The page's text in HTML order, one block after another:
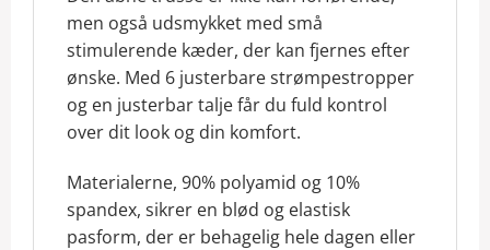
men også udsmykket med små
stimulerende kæder, der kan fjernes efter
ønske. Med 6 justerbare strømpestropper
og en justerbar talje får du fuld kontrol
over dit look og din komfort.
Materialerne, 90% polyamid og 10%
spandex, sikrer en blød og elastisk
pasform, der er behagelig hele dagen eller